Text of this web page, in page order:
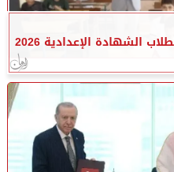
الشهادة الإعدادية 2026